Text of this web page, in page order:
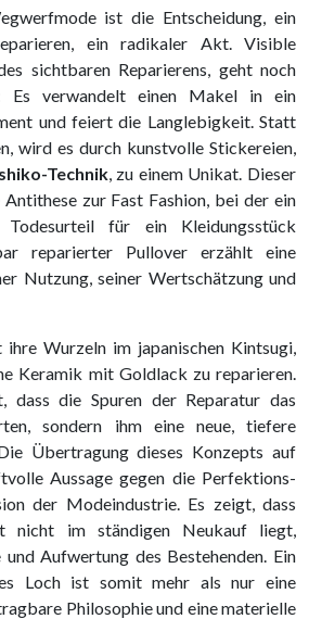
ist die Entscheidung, ein
ein radikaler Akt. Visible
sichtbaren Reparierens, geht noch
Es verwandelt einen Makel in ein
und feiert die Langlebigkeit. Statt
wird es durch kunstvolle Stickereien,
Technik, zu einem Unikat. Dieser
zur Fast Fashion, bei der ein
für ein Kleidungsstück
reparierter Pullover erzählt eine
Nutzung, seiner Wertschätzung und
ihre Wurzeln im japanischen Kintsugi,
Keramik mit Goldlack zu reparieren.
dass die Spuren der Reparatur das
sondern ihm eine neue, tiefere
Übertragung dieses Konzepts auf
Aussage gegen die Perfektions-
der Modeindustrie. Es zeigt, dass
nicht im ständigen Neukauf liegt,
Aufwertung des Bestehenden. Ein
Loch ist somit mehr als nur eine
Philosophie und eine materielle